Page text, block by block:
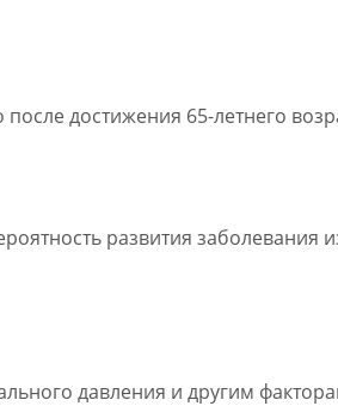
достижения 65-летнего
развития заболевания
давления и другим